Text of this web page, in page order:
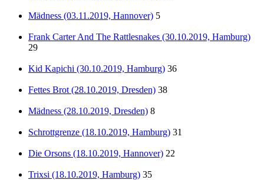
Mädness (03.11.2019, Hannover) 5
Frank Carter And The Rattlesnakes (30.10.2019, Hamburg)
29
Kid Kapichi (30.10.2019, Hamburg) 36
Fettes Brot (28.10.2019, Dresden) 38
Mädness (28.10.2019, Dresden) 8
Schrottgrenze (18.10.2019, Hamburg) 31
Die Orsons (18.10.2019, Hannover) 22
Trixsi (18.10.2019, Hamburg) 35